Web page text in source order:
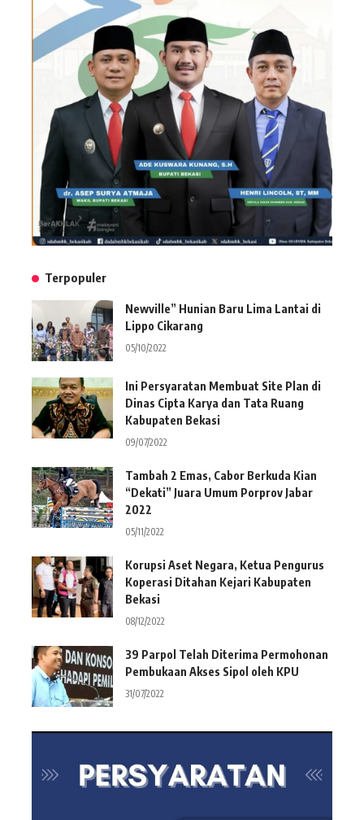
Terpopuler
Newville” Hunian Baru Lima Lantai di
Lippo Cikarang
05/10/2022
Ini Persyaratan Membuat Site Plan di
Dinas Cipta Karya dan Tata Ruang
Kabupaten Bekasi
09/07/2022
Tambah 2 Emas, Cabor Berkuda Kian
“Dekati” Juara Umum Porprov Jabar
2022
05/11/2022
Korupsi Aset Negara, Ketua Pengurus
Koperasi Ditahan Kejari Kabupaten
Bekasi
08/12/2022
39 Parpol Telah Diterima Permohonan
Pembukaan Akses Sipol oleh KPU
31/07/2022